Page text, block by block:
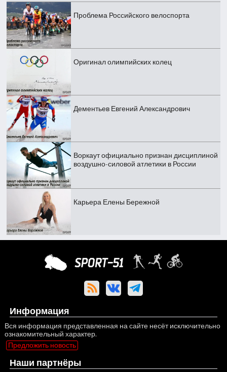
Проблема Российского велоспорта
Оригинал олимпийских колец
Дементьев Евгений Александрович
Воркаут официально признан дисциплиной
воздушно-силовой атлетики в России
Карьера Елены Бережной
Информация
Вся информация представленная на сайте несёт исключительно
ознакомительный характер.
Предложить новость
Наши партнёры